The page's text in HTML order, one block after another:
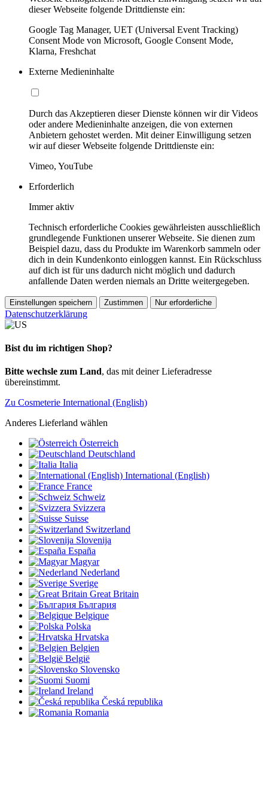
dieser Webseite folgende Drittdienste ein:
Google Tag Manager, UET (Universal Event Tracking)
Consent Mode von Microsoft, Google Consent Mode,
Klarna, Freshchat
Externe Medieninhalte
Durch das Akzeptieren dieser Dienste können wir dir Videos
oder andere Medieninhalte anzeigen, die von externen
Anbietern gehostet werden. Mit deiner Einwilligung setzen
wir auf dieser Webseite folgende Drittdienste ein:
Vimeo, YouTube
Erforderlich
Immer aktiv
Technisch erforderliche Cookies gewährleisten ausschließlich
grundlegende Funktionen unserer Webseite. Sie dienen zum
Beispiel dazu, dass du Produkte im Warenkorb sammeln oder
dich in dein Kundenkonto einloggen kannst. Ein Rückschluss
auf dich ist für uns dadurch nicht möglich und dadurch
anfallende Daten werden niemals an Dritte weitergegeben.
Einstellungen speichern Zustimmen Nur erforderliche
Datenschutzerklärung
Bist du im richtigen Shop?
Bitte wechsle zum Land, das mit deiner Lieferadresse
übereinstimmt.
Zu Cosmeterie International (English)
Anderes Lieferland wählen
Österreich
Deutschland
Italia
International (English)
France
Schweiz
Svizzera
Suisse
Switzerland
Slovenija
España
Magyar
Nederland
Sverige
Great Britain
България
Belgique
Polska
Hrvatska
Belgien
België
Slovensko
Suomi
Ireland
Česká republika
Romania